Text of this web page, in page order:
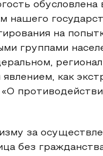
нашего
на
группами
как
за
без